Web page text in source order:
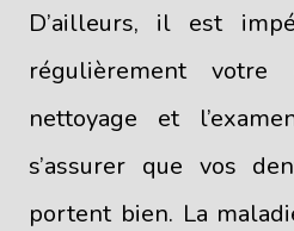
D’ailleurs, il est
régulièrement
nettoyage et
s’assurer que vos
portent bien. La